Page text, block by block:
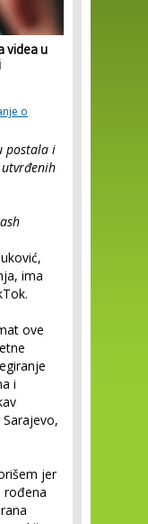
videa u
o
postala i
ima
ove
i
jer
rođena